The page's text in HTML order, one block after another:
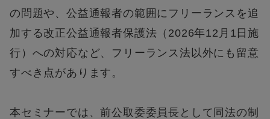
の問題や、公益通報者の範囲にフリーランスを追
加する改正公益通報者保護法（2026年12月1日施
行）への対応など、フリーランス法以外にも留意
すべき点があります。
本セミナーでは、前公取委委員長として同法の制